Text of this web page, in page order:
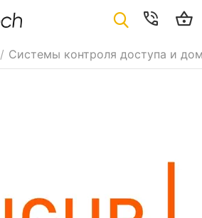
/ Системы контроля доступа и